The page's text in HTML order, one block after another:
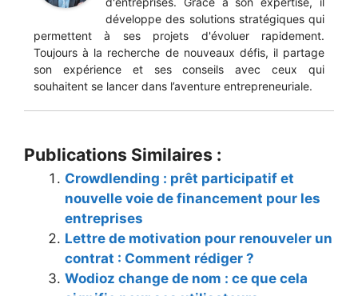
développe des solutions stratégiques qui
permettent à ses projets d'évoluer rapidement.
Toujours à la recherche de nouveaux défis, il partage
son expérience et ses conseils avec ceux qui
souhaitent se lancer dans l’aventure entrepreneuriale.
Publications Similaires :
Crowdlending : prêt participatif et
nouvelle voie de financement pour les
entreprises
Lettre de motivation pour renouveler un
contrat : Comment rédiger ?
Wodioz change de nom : ce que cela